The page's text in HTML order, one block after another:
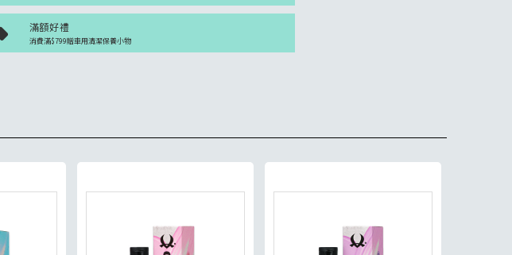
滿額好禮
消費滿$799贈車用清潔保養小物